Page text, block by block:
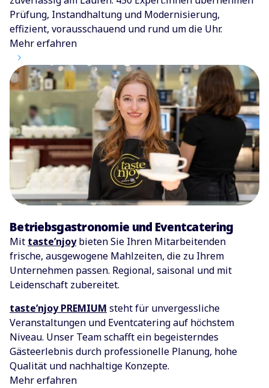
Prüfung, Instandhaltung und Modernisierung,
effizient, vorausschauend und rund um die Uhr.
Mehr erfahren
Betriebsgastronomie und Eventcatering
Mit taste’njoybieten Sie Ihren Mitarbeitenden
frische, ausgewogene Mahlzeiten, die zu Ihrem
Unternehmen passen. Regional, saisonal und mit
Leidenschaft zubereitet.
taste’njoy PREMIUM steht für unvergessliche
Veranstaltungen und Eventcatering auf höchstem
Niveau. Unser Team schafft ein begeisterndes
Gästeerlebnis durch professionelle Planung, hohe
Qualität und nachhaltige Konzepte.
Mehr erfahren